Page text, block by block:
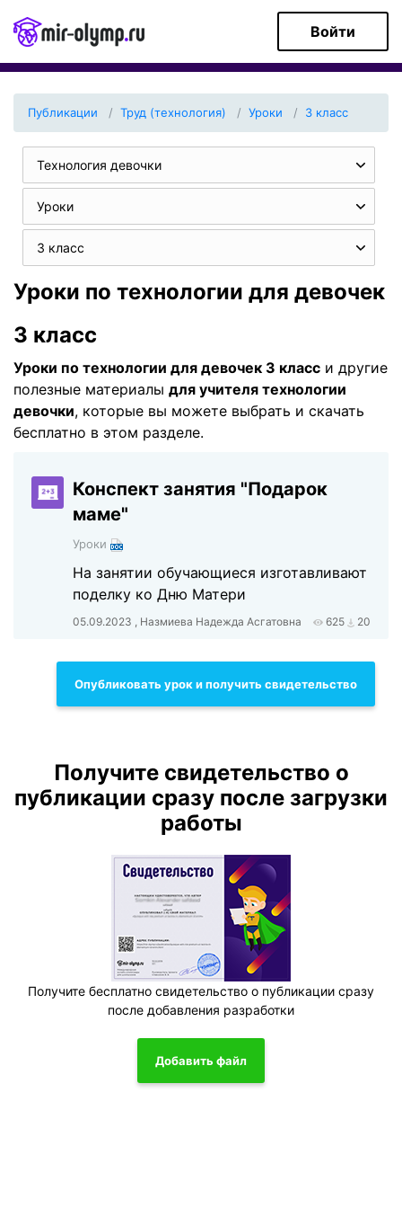
Войти
Публикации Труд (технология) Уроки 3 класс
Технология девочки
Уроки
3 класс
Уроки по технологии для девочек
3 класс
Уроки по технологии для девочек 3 класс и другие
полезные материалы для учителя технологии
девочки, которые вы можете выбрать и скачать
бесплатно в этом разделе.
Конспект занятия "Подарок
маме"
Уроки
На занятии обучающиеся изготавливают
поделку ко Дню Матери
05.09.2023 , Назмиева Надежда Асгатовна 625 20
Опубликовать урок и получить свидетельство
Получите свидетельство о
публикации сразу после загрузки
работы
Получите бесплатно свидетельство о публикации сразу
после добавления разработки
Добавить файл